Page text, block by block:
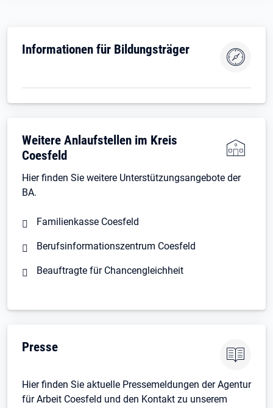
Informationen für Bildungsträger
Weitere Anlaufstellen im Kreis
Coesfeld
Hier finden Sie weitere Unterstützungsangebote der
BA.
Familienkasse Coesfeld
Berufsinformationszentrum Coesfeld
Beauftragte für Chancengleichheit
Presse
Hier finden Sie aktuelle Pressemeldungen der Agentur
für Arbeit Coesfeld und den Kontakt zu unserem